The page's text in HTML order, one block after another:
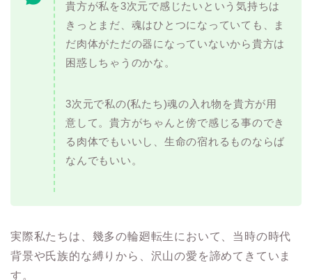
貴方が私を3次元で感じたいという気持ちは
きっとまだ、魂はひとつになっていても、ま
だ肉体がただの器になっていないから貴方は
困惑しちゃうのかな。
3次元で私の(私たち)魂の入れ物を貴方が用
意して。貴方がちゃんと傍で感じる事のでき
る肉体でもいいし、生命の宿れるものならば
なんでもいい。
実際私たちは、幾多の輪廻転生において、当時の時代
背景や氏族的な縛りから、沢山の愛を諦めてきていま
す。